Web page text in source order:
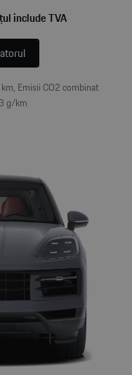
include TVA
Emisii CO2 combinat
g/km